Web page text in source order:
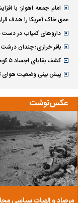
عمق خاک آمریکا را هدف
داروهای کمیاب در دست
باقر خرازی؛ چندان
کشف بقایای اجساد ۵ کوهنورد در ارتفاعات نپال
پیش بینی وضعیت هوای تهران تا
عکس‌نوشت